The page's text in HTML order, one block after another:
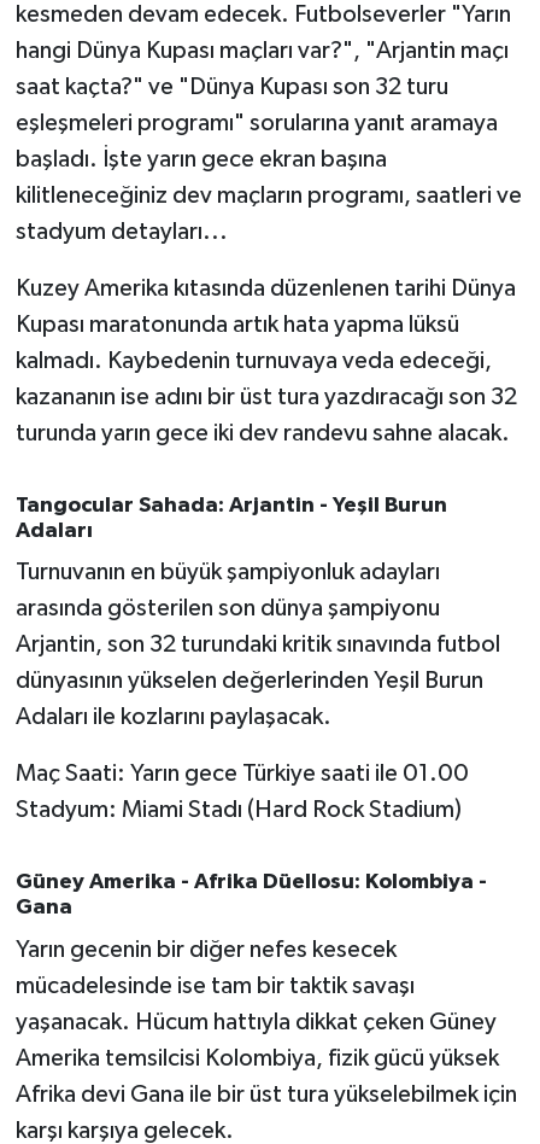
kesmeden devam edecek. Futbolseverler "Yarın
hangi Dünya Kupası maçları var?", "Arjantin maçı
saat kaçta?" ve "Dünya Kupası son 32 turu
eşleşmeleri programı" sorularına yanıt aramaya
başladı. İşte yarın gece ekran başına
kilitleneceğiniz dev maçların programı, saatleri ve
stadyum detayları...
Kuzey Amerika kıtasında düzenlenen tarihi Dünya
Kupası maratonunda artık hata yapma lüksü
kalmadı. Kaybedenin turnuvaya veda edeceği,
kazananın ise adını bir üst tura yazdıracağı son 32
turunda yarın gece iki dev randevu sahne alacak.
Tangocular Sahada: Arjantin - Yeşil Burun
Adaları
Turnuvanın en büyük şampiyonluk adayları
arasında gösterilen son dünya şampiyonu
Arjantin, son 32 turundaki kritik sınavında futbol
dünyasının yükselen değerlerinden Yeşil Burun
Adaları ile kozlarını paylaşacak.
Maç Saati: Yarın gece Türkiye saati ile 01.00
Stadyum: Miami Stadı (Hard Rock Stadium)
Güney Amerika - Afrika Düellosu: Kolombiya -
Gana
Yarın gecenin bir diğer nefes kesecek
mücadelesinde ise tam bir taktik savaşı
yaşanacak. Hücum hattıyla dikkat çeken Güney
Amerika temsilcisi Kolombiya, fizik gücü yüksek
Afrika devi Gana ile bir üst tura yükselebilmek için
karşı karşıya gelecek.
MANŞET
Manyas
OLAY
OTOMOTİV
SAĞLIK
Savaştepe
SİYASET
Sındırgı
SPOR
Susurluk
TARİHTE BUGÜN
TEKNOLOJİ
Trend
TÜRKİYE
VİZYONDAKİLER
YAŞAM